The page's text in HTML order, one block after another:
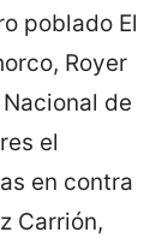
poblado El
Royer
de
el
en contra
Carrión,